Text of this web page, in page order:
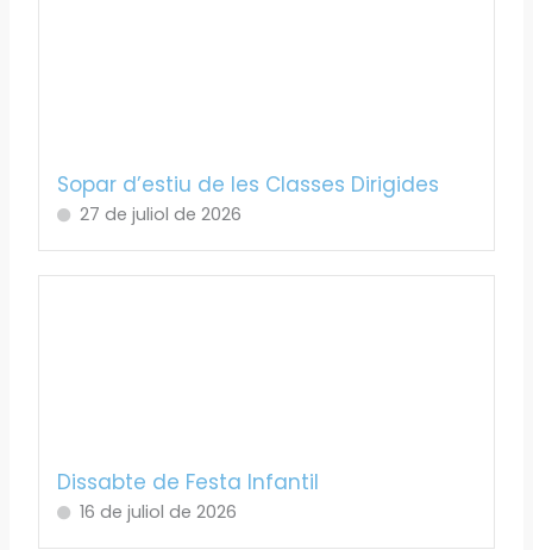
Sopar d’estiu de les Classes Dirigides
27 de juliol de 2026
Dissabte de Festa Infantil
16 de juliol de 2026